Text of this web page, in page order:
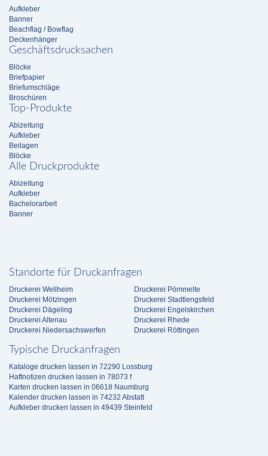
Aufkleber
Banner
Beachflag / Bowflag
Deckenhänger
Geschäftsdrucksachen
Blöcke
Briefpapier
Briefumschläge
Broschüren
Top-Produkte
Abizeitung
Aufkleber
Beilagen
Blöcke
Alle Druckprodukte
Abizeitung
Aufkleber
Bachelorarbeit
Banner
Standorte für Druckanfragen
Druckerei Wellheim
Druckerei Mötzingen
Druckerei Dägeling
Druckerei Altenau
Druckerei Niedersachswerfen
Druckerei Pömmelte
Druckerei Stadtlengsfeld
Druckerei Engelskirchen
Druckerei Rhede
Druckerei Röttingen
Typische Druckanfragen
Kataloge drucken lassen in 72290 Lossburg
Haftnotizen drucken lassen in 78073 f
Karten drucken lassen in 06618 Naumburg
Kalender drucken lassen in 74232 Abstatt
Aufkleber drucken lassen in 49439 Steinfeld